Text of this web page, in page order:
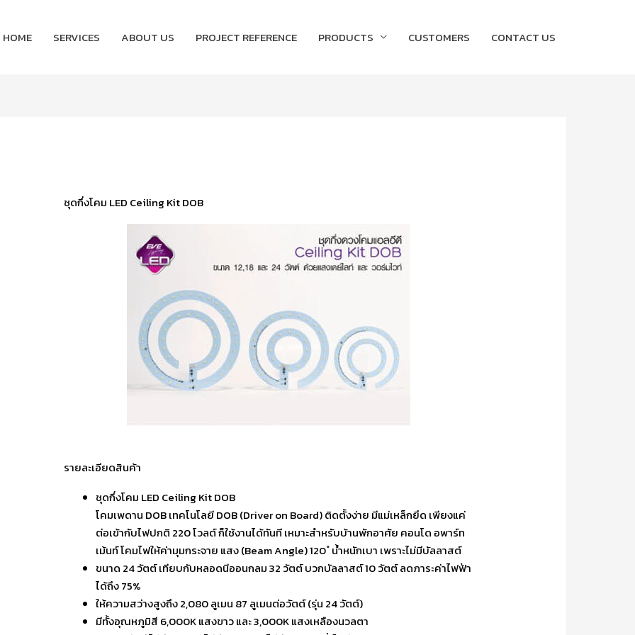
HOME SERVICES ABOUT US PROJECT REFERENCE PRODUCTS CUSTOMERS CONTACT US
ชุดกึ่งโคม LED Ceiling Kit DOB
รายละเอียดสินค้า
ชุดกึ่งโคม LED Ceiling Kit DOB
โคมเพดาน DOB เทคโนโลยี DOB (Driver on Board) ติดตั้งง่าย มีแม่เหล็กยึด เพียงแค่
ต่อเข้ากับไฟปกติ 220 โวลต์ ก็ใช้งานได้ทันที เหมาะสำหรับบ้านพักอาศัย คอนโด อพาร์ท
เม้นท์ โคมไฟให้ค่ามุมกระจาย แสง (Beam Angle) 120 ํ น้ำหนักเบา เพราะไม่มีบัลลาสต์
ขนาด 24 วัตต์ เทียบกับหลอดนีออนกลม 32 วัตต์ บวกบัลลาสต์ 10 วัตต์ ลดภาระค่าไฟฟ้า
ได้ถึง 75%
ให้ความสว่างสูงถึง 2,080 ลูเมน 87 ลูเมนต่อวัตต์ (รุ่น 24 วัตต์)
มีทั้งอุณหภูมิสี 6,000K แสงขาว และ 3,000K แสงเหลืองนวลตา